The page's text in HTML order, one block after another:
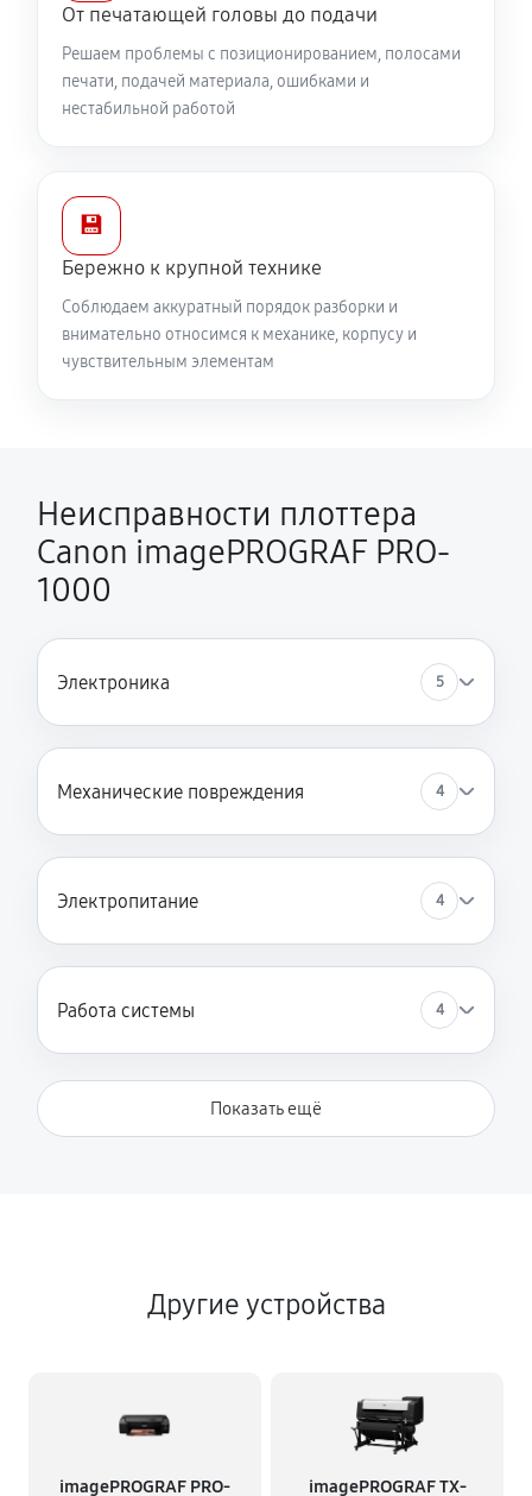
От печатающей головы до подачи
Решаем проблемы с позиционированием, полосами
печати, подачей материала, ошибками и
нестабильной работой
💾
Бережно к крупной технике
Соблюдаем аккуратный порядок разборки и
внимательно относимся к механике, корпусу и
чувствительным элементам
Неисправности плоттера
Canon imagePROGRAF PRO-
1000
Электроника 5
Механические повреждения 4
Электропитание 4
Работа системы 4
Показать ещё
Другие устройства
imagePROGRAF PRO-
imagePROGRAF TX-